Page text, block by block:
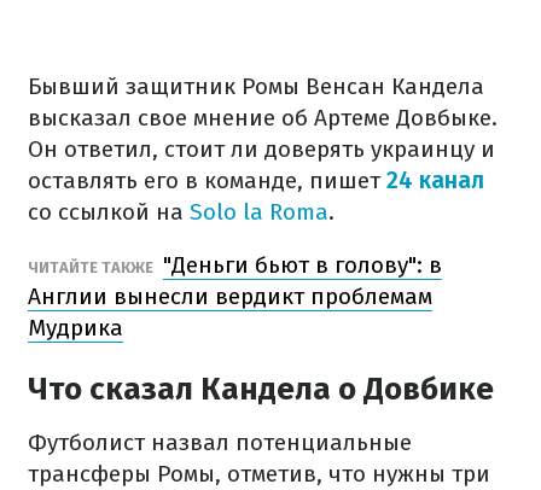
Бывший защитник Ромы Венсан Кандела
высказал свое мнение об Артеме Довбыке.
Он ответил, стоит ли доверять украинцу и
оставлять его в команде, пишет 24 канал
со ссылкой на Solo la Roma.
ЧИТАЙТЕ ТАКЖЕ "Деньги бьют в голову": в
Англии вынесли вердикт проблемам
Мудрика
Что сказал Кандела о Довбике
Футболист назвал потенциальные
трансферы Ромы, отметив, что нужны три